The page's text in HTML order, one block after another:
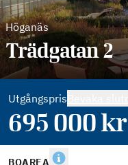
Höganäs
Trädgatan 2
Utgångspris
695 000kr
BOAREA